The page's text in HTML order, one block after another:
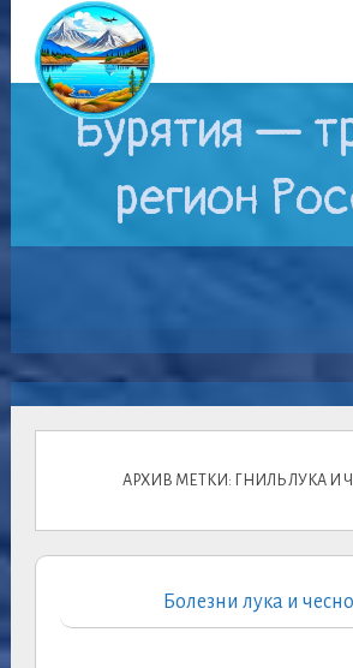
Бурятия —
регион
АРХИВ МЕТКИ: ГНИЛЬ ЛУКА И
Болезни лука и